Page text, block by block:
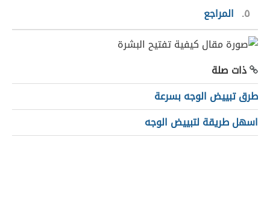
٥
المراجع
ذات صلة
طرق تبييض الوجه بسرعة
اسهل طريقة لتبييض الوجه